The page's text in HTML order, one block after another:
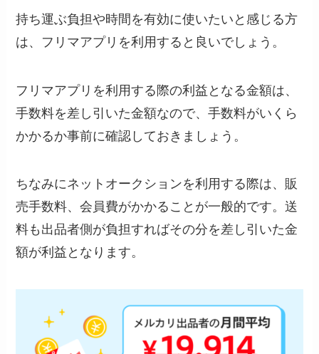
持ち運ぶ負担や時間を有効に使いたいと感じる方
は、フリマアプリを利用すると良いでしょう。
フリマアプリを利用する際の利益となる金額は、
手数料を差し引いた金額なので、手数料がいくら
かかるか事前に確認しておきましょう。
ちなみにネットオークションを利用する際は、販
売手数料、会員費がかかることが一般的です。送
料も出品者側が負担すればその分を差し引いた金
額が利益となります。